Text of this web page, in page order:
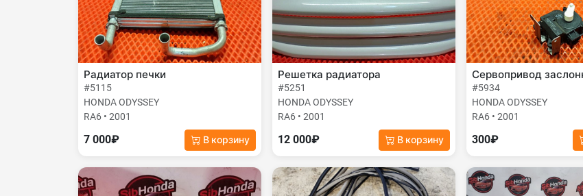
Радиатор печки
#5115
HONDA ODYSSEY
RA6 • 2001
7 000₽ В корзину
Решетка радиатора
#5251
HONDA ODYSSEY
RA6 • 2001
12 000₽ В корзину
Сервопривод
#5934
HONDA ODYSSEY
RA6 • 2001
300₽